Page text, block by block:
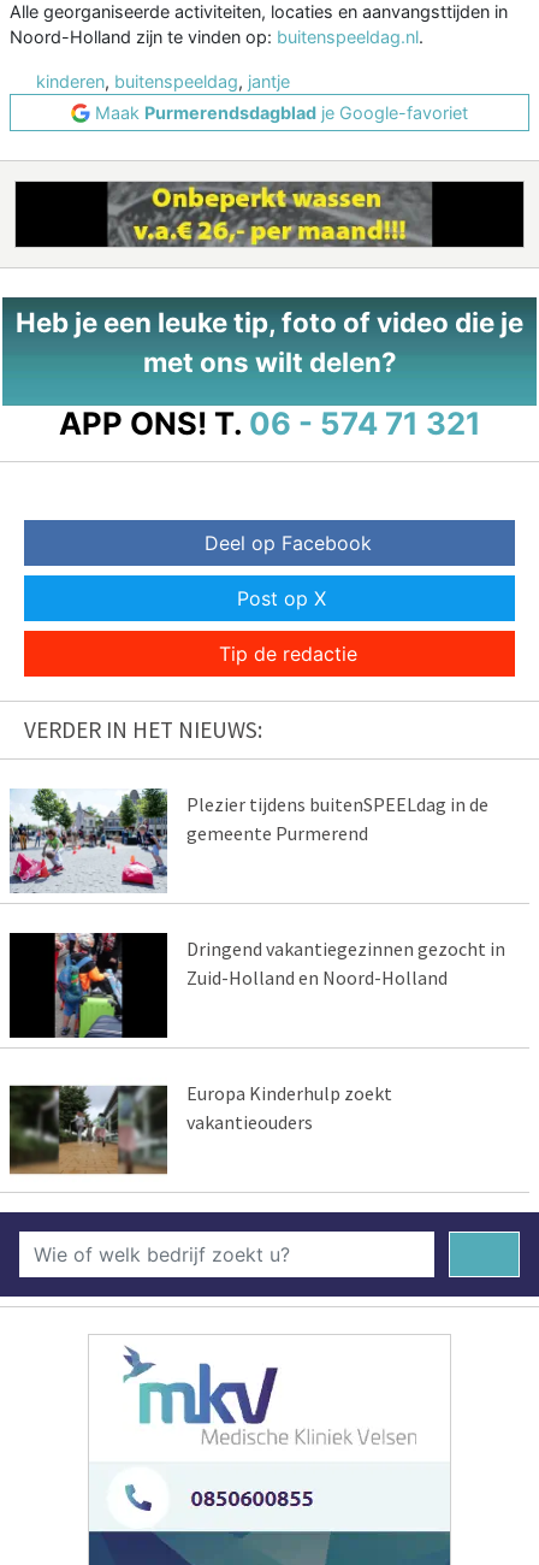
Alle georganiseerde activiteiten, locaties en aanvangsttijden in
Noord-Holland zijn te vinden op: buitenspeeldag.nl.
kinderen, buitenspeeldag, jantje
Maak Purmerendsdagblad je Google-favoriet
Heb je een leuke tip, foto of video die je
met ons wilt delen?
APP ONS! T. 06 - 574 71 321
Deel op Facebook
Post op X
Tip de redactie
VERDER IN HET NIEUWS:
Plezier tijdens buitenSPEELdag in de
gemeente Purmerend
Dringend vakantiegezinnen gezocht in
Zuid-Holland en Noord-Holland
Europa Kinderhulp zoekt
vakantieouders